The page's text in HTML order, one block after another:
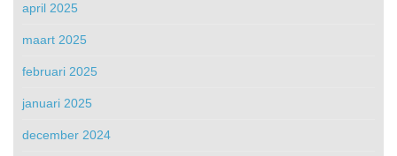
april 2025
maart 2025
februari 2025
januari 2025
december 2024